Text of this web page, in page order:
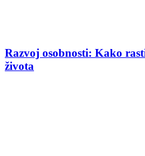
Razvoj osobnosti: Kako
života